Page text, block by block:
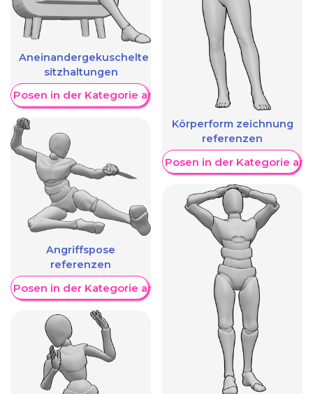
Aneinandergekuschelte
sitzhaltungen
Posen in der Kategorie anzeigen
Angriffspose
referenzen
Posen in der Kategorie anzeigen
Körperform zeichnung
referenzen
Weitere Posen in der Kategorie